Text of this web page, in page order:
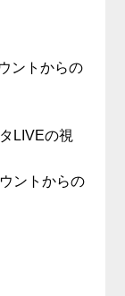
ントからの
LIVEの視
ントからの